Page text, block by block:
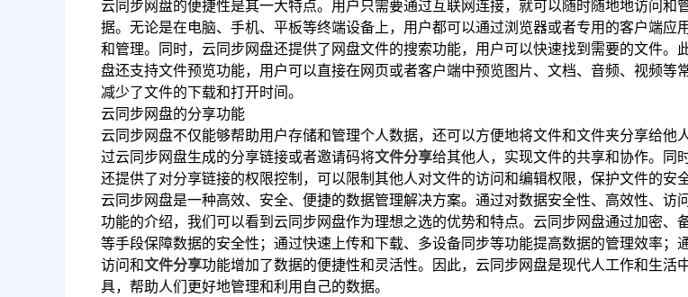
云同步网盘的便捷性是其一大特点。用户只需要通过互联网连接，就可以随时随地地访问和
据。无论是在电脑、手机、平板等终端设备上，用户都可以通过浏览器或者专用的客户端应
和管理。同时，云同步网盘还提供了网盘文件的搜索功能，用户可以快速找到需要的文件。
盘还支持文件预览功能，用户可以直接在网页或者客户端中预览图片、文档、音频、视频等
减少了文件的下载和打开时间。
云同步网盘的分享功能
云同步网盘不仅能够帮助用户存储和管理个人数据，还可以方便地将文件和文件夹分享给他
过云同步网盘生成的分享链接或者邀请码将文件分享给其他人，实现文件的共享和协作。同
还提供了对分享链接的权限控制，可以限制其他人对文件的访问和编辑权限，保护文件的安全
云同步网盘是一种高效、安全、便捷的数据管理解决方案。通过对数据安全性、高效性、访
功能的介绍，我们可以看到云同步网盘作为理想之选的优势和特点。云同步网盘通过加密、
等手段保障数据的安全性；通过快速上传和下载、多设备同步等功能提高数据的管理效率；
访问和文件分享功能增加了数据的便捷性和灵活性。因此，云同步网盘是现代人工作和生活
具，帮助人们更好地管理和利用自己的数据。